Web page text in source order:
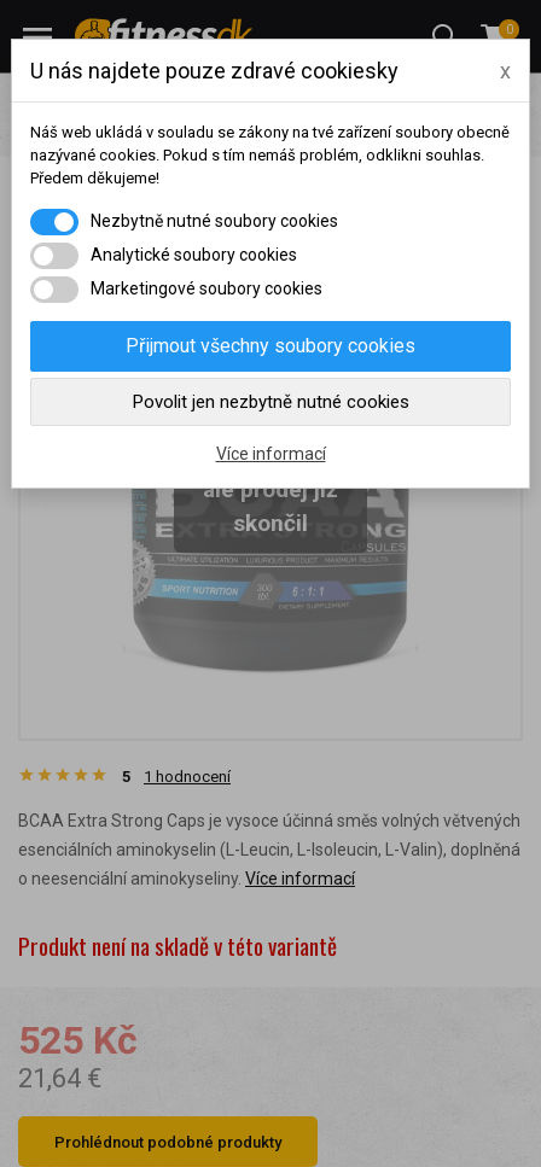
0
Pro ženy Suplementy a sladkosti pro ženy
BCAA pro ženy
Muscle sport BCAA Extra Strong 6:1:1 300 kapslí
Muscle sport BCAA Extra Strong 6:1:1 300 kapslí
Je nám líto,
ale prodej již
skončil
5 1 hodnocení
BCAA Extra Strong Caps je vysoce účinná směs volných větvených
esenciálních aminokyselin (L-Leucin, L-Isoleucin, L-Valin), doplněná
o neesenciální aminokyseliny. Více informací
Produkt není na skladě v této variantě
525 Kč
21,64 €
Prohlédnout podobné produkty
dosaženého obratu za
sledované období, byl váš
účet přeřazen do jiné
skupiny:
U nás najdete pouze zdravé cookiesky x
Náš web ukládá v souladu se zákony na tvé zařízení soubory obecně
nazývané cookies. Pokud s tím nemáš problém, odklikni souhlas.
Předem děkujeme!
Nezbytně nutné soubory cookies
Analytické soubory cookies
Marketingové soubory cookies
Přijmout všechny soubory cookies
Povolit jen nezbytně nutné cookies
Více informací